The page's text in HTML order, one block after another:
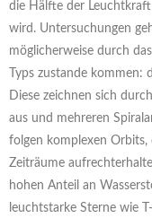
die Hälfte der
wird. Untersuchungen
möglicherweise durch
Typs zustande kommen:
Diese zeichnen sich
aus und mehreren
folgen komplexen
Zeiträume
hohen Anteil an
leuchtstarke Sterne wie